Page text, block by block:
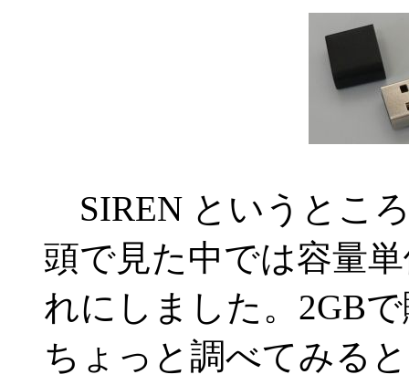
SIREN というとこ
頭で見た中では容量
れにしました。2GB
ちょっと調べてみる